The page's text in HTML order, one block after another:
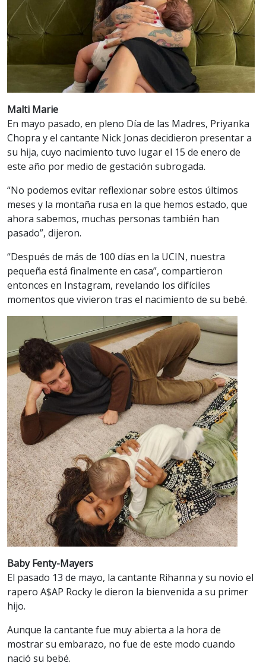
Malti Marie
En mayo pasado, en pleno Día de las Madres, Priyanka
Chopra y el cantante Nick Jonas decidieron presentar a
su hija, cuyo nacimiento tuvo lugar el 15 de enero de
este año por medio de gestación subrogada.
“No podemos evitar reflexionar sobre estos últimos
meses y la montaña rusa en la que hemos estado, que
ahora sabemos, muchas personas también han
pasado”, dijeron.
“Después de más de 100 días en la UCIN, nuestra
pequeña está finalmente en casa”, compartieron
entonces en Instagram, revelando los difíciles
momentos que vivieron tras el nacimiento de su bebé.
Baby Fenty-Mayers
El pasado 13 de mayo, la cantante Rihanna y su novio el
rapero A$AP Rocky le dieron la bienvenida a su primer
hijo.
Aunque la cantante fue muy abierta a la hora de
mostrar su embarazo, no fue de este modo cuando
nació su bebé.